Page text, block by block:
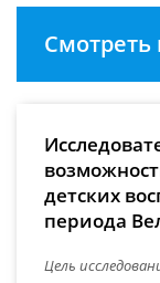
детских
периода
Цель